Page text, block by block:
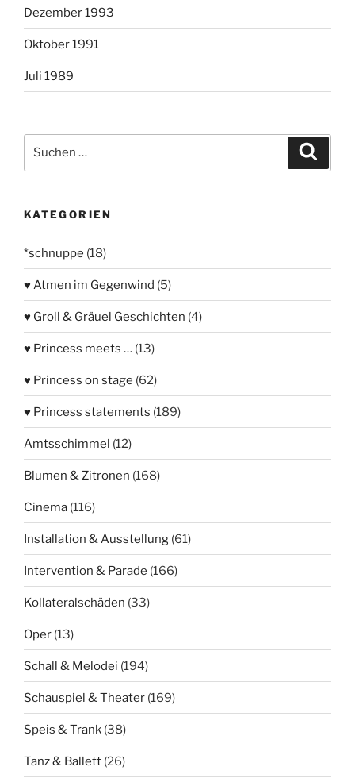
Dezember 1993
Oktober 1991
Juli 1989
nach:
KATEGORIEN
*schnuppe (18)
♥ Atmen im Gegenwind (5)
♥ Groll & Gräuel Geschichten (4)
♥ Princess meets … (13)
♥ Princess on stage (62)
♥ Princess statements (189)
Amtsschimmel (12)
Blumen & Zitronen (168)
Cinema (116)
Installation & Ausstellung (61)
Intervention & Parade (166)
Kollateralschäden (33)
Oper (13)
Schall & Melodei (194)
Schauspiel & Theater (169)
Speis & Trank (38)
Tanz & Ballett (26)